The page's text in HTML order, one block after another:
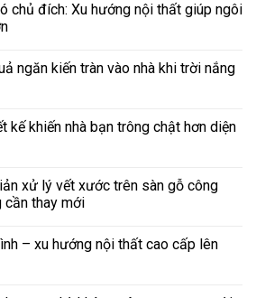
chủ đích: Xu hướng nội thất giúp ngôi
ngăn kiến tràn vào nhà khi trời nắng
kế khiến nhà bạn trông chật hơn diện
xử lý vết xước trên sàn gỗ công
cần thay mới
– xu hướng nội thất cao cấp lên